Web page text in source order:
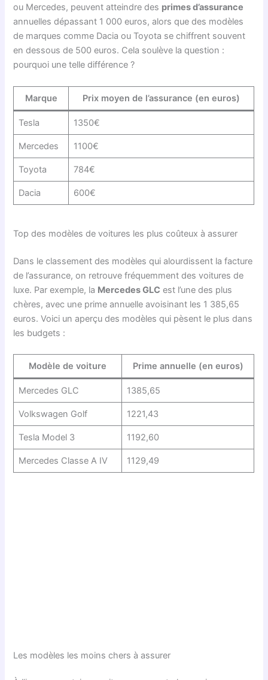
ou Mercedes, peuvent atteindre des primes d’assurance
annuelles dépassant 1 000 euros, alors que des modèles
de marques comme Dacia ou Toyota se chiffrent souvent
en dessous de 500 euros. Cela soulève la question :
pourquoi une telle différence ?
Marque Prix moyen de l’assurance (en euros)
Tesla 1350€
Mercedes 1100€
Toyota 784€
Dacia 600€
Top des modèles de voitures les plus coûteux à assurer
Dans le classement des modèles qui alourdissent la facture
de l’assurance, on retrouve fréquemment des voitures de
luxe. Par exemple, la Mercedes GLC est l’une des plus
chères, avec une prime annuelle avoisinant les 1 385,65
euros. Voici un aperçu des modèles qui pèsent le plus dans
les budgets :
Modèle de voiture Prime annuelle (en euros)
Mercedes GLC 1385,65
Volkswagen Golf 1221,43
Tesla Model 3 1192,60
Mercedes Classe A IV 1129,49
Les modèles les moins chers à assurer